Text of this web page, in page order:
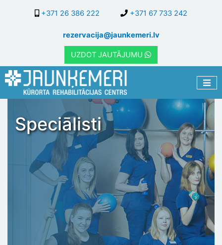
galveno
saturu
+371 26 386 222 +371 67 733 242
rezervacija@jaunkemeri.lv
UZDOT JAUTĀJUMU
Speciālisti